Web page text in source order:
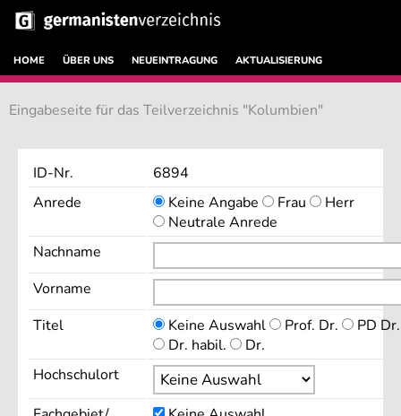
HOME ÜBER UNS NEUEINTRAGUNG AKTUALISIERUNG
Eingabeseite für das Teilverzeichnis "Kolumbien"
ID-Nr.
6894
Anrede
Keine Angabe Frau
Herr
Neutrale Anrede
Nachname
Vorname
Titel
Keine Auswahl Prof. Dr.
PD Dr.
Dr. habil.
Dr.
Hochschulort